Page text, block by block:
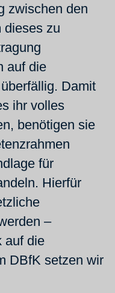
zwischen den
dieses zu
auf die
Damit
ihr volles
benötigen sie
für
Hierfür
–
auf die
DBfK setzen wir